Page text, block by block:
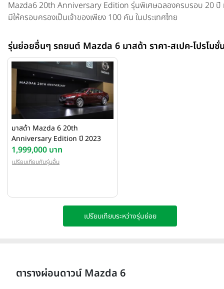
Mazda6 20th Anniversary Edition รุ่นพิเศษฉลองครบรอบ 20 ปี
มีให้ครอบครองเป็นเจ้าของเพียง 100 คัน ในประเทศไทย
รุ่นย่อยอื่นๆ รถยนต์ Mazda 6 มาสด้า ราคา-สเปค-โปรโมชั่
มาสด้า Mazda 6 20th
Anniversary Edition ปี 2023
1,999,000 บาท
เปรียบเทียบกับรุ่นอื่น
เปรียบเทียบระหว่างรุ่นย่อย
ตารางผ่อนดาวน์ Mazda 6